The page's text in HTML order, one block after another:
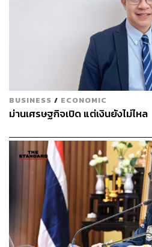
อนุทิน​ ยังกล่าวว่า​ “ผมเป็นมท.​1 แ
ไม่ว่าพรรคไหนปัญหาชาวบ้านคือ
มหาดไทยคือบำบัดทุกข์ บำรุงสุข
เหตุผลที่คนจะแย่งกระทรวงไปจา
แรงแบบนี้ พี่น้องต้องสนับสนุนอย่า
เขาไม่เกรงใจ”
ก่อนจะหยอดคำหวานว่า​ ตนเห็นอ
ไม่ไป​ แต่ตาดู๋ดี๋ เรียกตนมาถึงที่นี่
ต้องห่วง ถ้าเลือกภูมิใจไทย ป่าน
แล้ว 3,000 ล้าน เพราะฉะนั้นต้อ
ไม่อยู่​ ภูมิใจไทยยังเรียกมาอยู่นี่ไ
ร้องไห้น้ำตาเช็ดหัวเข่า​ งบโยธาอุ
ขอประชาชน​อย่าตบมือ​ แต่ต้องโห่
เหลว จากนี้จะเลือกสส.ต้องดูว่าป
BUSINESS / ECONOMIC
ม่านเศรษฐกิจเปิด แต่เงินยังไม่ไหล